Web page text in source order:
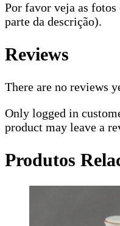
Por favor veja as fotos
parte da descrição).
Reviews
There are no reviews
Only logged in
product may leave a
Produtos